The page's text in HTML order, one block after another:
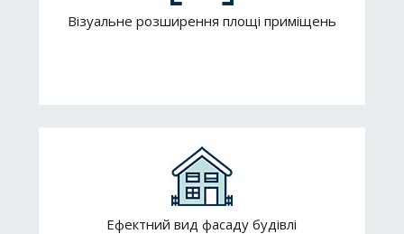
Візуальне розширення площі приміщень
Ефектний вид фасаду будівлі